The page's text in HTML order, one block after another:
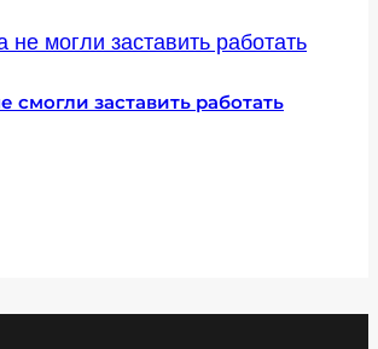
смогли заставить работать